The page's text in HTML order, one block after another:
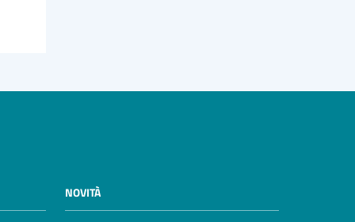
NOVITÀ